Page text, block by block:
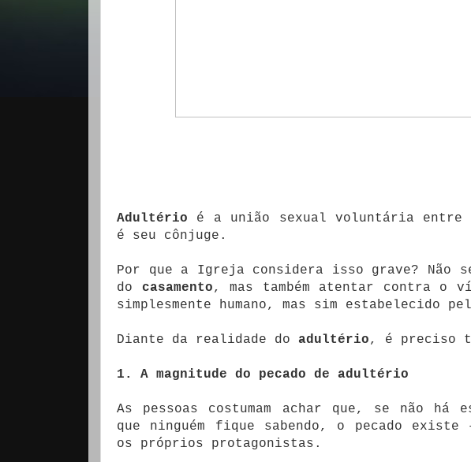
Adultério é a união sexual voluntária entre
é seu cônjuge.
Por que a Igreja considera isso grave? Não
do casamento, mas também atentar contra o
simplesmente humano, mas sim estabelecido
Diante da realidade do adultério, é preciso
1. A magnitude do pecado de adultério
As pessoas costumam achar que, se não há
que ninguém fique sabendo, o pecado
os próprios protagonistas.